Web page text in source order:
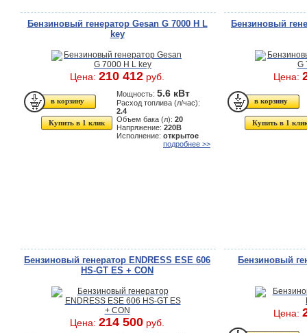
Бензиновый генератор Gesan G 7000 H L
key
Цена: 210 412 руб.
Купить в 1 клик
Мощность: 5.6 кВт
Расход топлива (л/час):
2.4
Объем бака (л): 20
Напряжение: 220В
Исполнение: открытое
подробнее >>
Бензиновый
Цена:
Купить в 1
Бензиновый генератор ENDRESS ESE 606
HS-GT ES + CON
Цена: 214 500 руб.
Бензиновый
Цена: